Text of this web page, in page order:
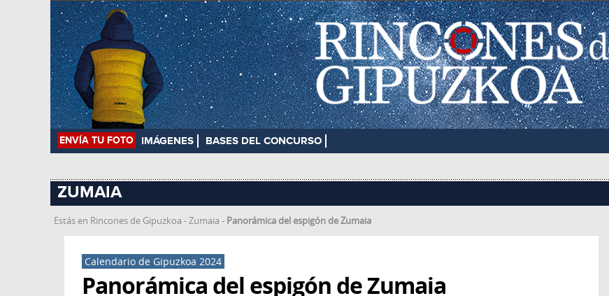
ENVÍA TU FOTO IMÁGENES BASES DEL CONCURSO
ZUMAIA
Estás en Rincones de Gipuzkoa -Zumaia - Panorámica del espigón de Zumaia
Calendario de Gipuzkoa 2024
Panorámica del espigón de Zumaia